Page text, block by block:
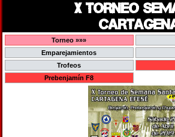
X TORNEO
Torneo »»»
Emparejamientos
Trofeos
Prebenjamín F8